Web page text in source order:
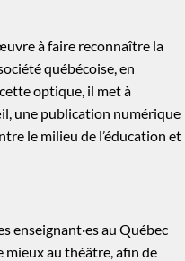
à faire reconnaître la
québécoise, en
optique, il met à
une publication numérique
le milieu de l’éducation et
enseignant·es au Québec
mieux au théâtre, afin de